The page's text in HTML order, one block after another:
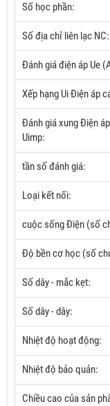
Số học phần:
Số địa chỉ liên lạc NC:
Đánh giá điện áp Ue
Xếp hạng Ui Điện áp
Đánh giá xung Điện
Uimp:
tần số đánh giá:
Loại kết nối:
cuộc sống Điện (số
Độ bền cơ học (số
Số dây - mắc kẹt:
Số dây - dây:
Nhiệt độ hoạt động:
Nhiệt độ bảo quản:
Chiều cao của sản